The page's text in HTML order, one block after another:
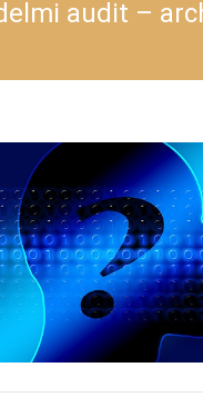
audit –